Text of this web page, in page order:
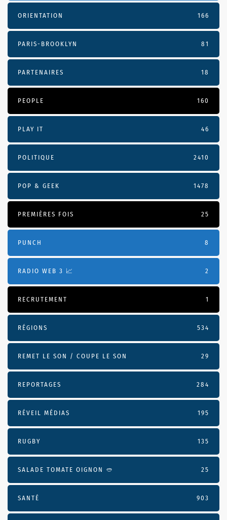
ORIENTATION 166
PARIS-BROOKLYN 81
PARTENAIRES 18
PEOPLE 160
PLAY IT 46
POLITIQUE 2410
POP & GEEK 1478
PREMIÈRES FOIS 25
PUNCH 8
RADIO WEB 3 📈 2
RECRUTEMENT 1
RÉGIONS 534
REMET LE SON / COUPE LE SON 29
REPORTAGES 284
RÉVEIL MÉDIAS 195
RUGBY 135
SALADE TOMATE OIGNON 🥙 25
SANTÉ 903